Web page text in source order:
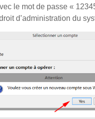
le mot de passe «
d’administration du